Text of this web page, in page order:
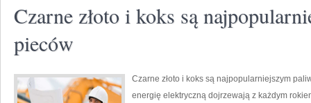
Czarne złoto i koks są
pieców
Czarne złoto i koks są najpopularniejszym
energię elektryczną dojrzewają z każdym